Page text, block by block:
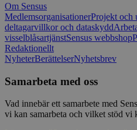
Om Sensus
MedlemsorganisationerProjekt och
deltagarvillkor och dataskydd
visselblåsartjänstSensus webbshop
Redaktionellt
NyheterBerättelserNyhetsbrev
Samarbeta med oss
Vad innebär ett samarbete med
vi kan samarbeta och vilket stöd vi